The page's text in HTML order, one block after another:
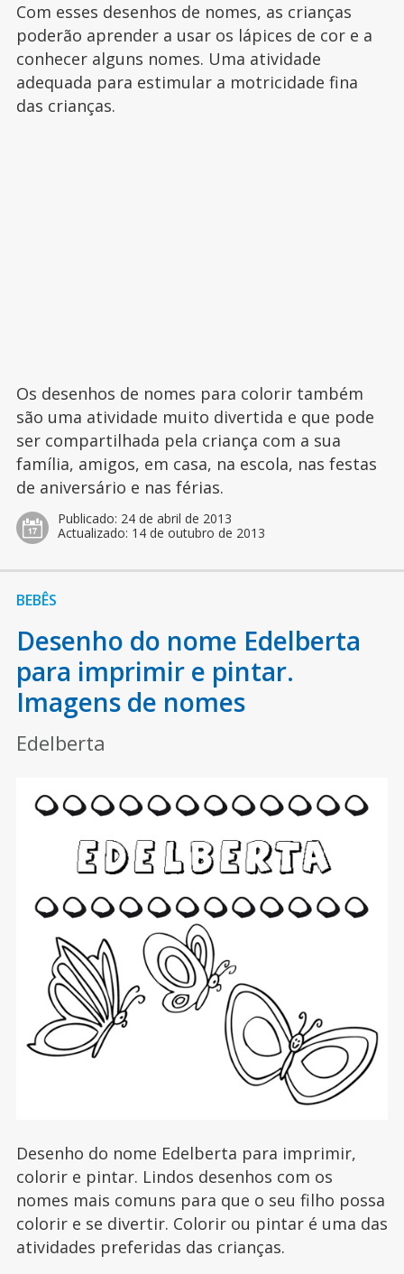
Com esses desenhos de nomes, as crianças
poderão aprender a usar os lápices de cor e a
conhecer alguns nomes. Uma atividade
adequada para estimular a motricidade fina
das crianças.
Os desenhos de nomes para colorir também
são uma atividade muito divertida e que pode
ser compartilhada pela criança com a sua
família, amigos, em casa, na escola, nas festas
de aniversário e nas férias.
Publicado: 24 de abril de 2013
Actualizado: 14 de outubro de 2013
BEBÊS
Desenho do nome Edelberta
para imprimir e pintar.
Imagens de nomes
Edelberta
Desenho do nome Edelberta para imprimir,
colorir e pintar. Lindos desenhos com os
nomes mais comuns para que o seu filho possa
colorir e se divertir. Colorir ou pintar é uma das
atividades preferidas das crianças.